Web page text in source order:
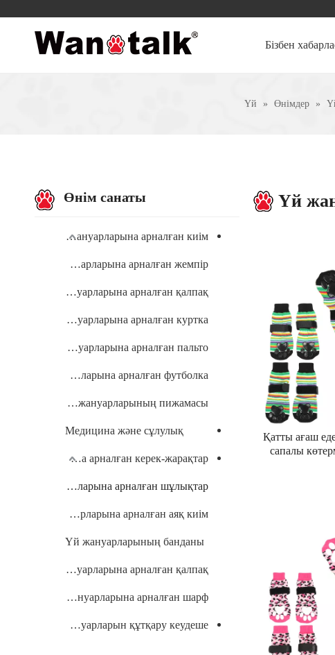
Бізбен
Үй » Өнімдер »
Өнім санаты
Үй жануарларына арналған киім
Үй жануарларына арналған жемпір
Үй жануарларына арналған қалпақ
Үй жануарларына арналған куртка
Үй жануарларына арналған пальто
Үй жануарларына арналған футболка
Үй жануарларының пижамасы
Медицина және сұлулық
Үй жануарларына арналған керек-жарақтар
Үй жануарларына арналған шұлықтар
Үй жануарларына арналған аяқ киім
Үй жануарларының банданы
Үй жануарларына арналған қалпақ
Үй жануарларына арналған шарф
Үй жануарларын құтқару кеудеше
Үй
Қатты ағаш
сапалы